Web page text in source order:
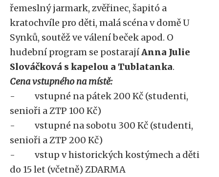
řemeslný jarmark, zvěřinec, šapitó a
kratochvíle pro děti, malá scéna v domě U
Synků, soutěž ve válení beček apod. O
hudební program se postarajíAnna Julie
Slováčková s kapelou a Tublatanka.
Cena vstupného na místě:
- vstupné na pátek 200 Kč (studenti,
senioři a ZTP 100 Kč)
- vstupné na sobotu 300 Kč (studenti,
senioři a ZTP 200 Kč)
- vstup v historických kostýmech a děti
do 15 let (včetně) ZDARMA